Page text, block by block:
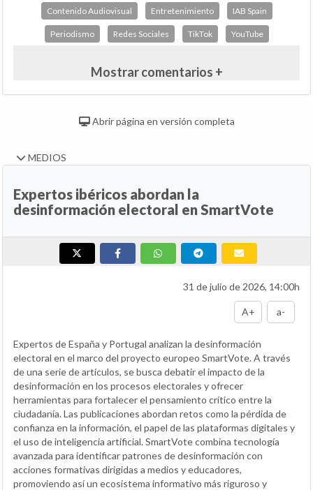
Contenido Audiovisual Entretenimiento IAB Spain
Periodismo Redes Sociales TikTok YouTube
Mostrar comentarios +
Abrir página en versión completa
MEDIOS
Expertos ibéricos abordan la
desinformación electoral en SmartVote
31 de julio de 2026, 14:00h
A+ a-
Expertos de España y Portugal analizan la desinformación
electoral en el marco del proyecto europeo SmartVote. A través
de una serie de artículos, se busca debatir el impacto de la
desinformación en los procesos electorales y ofrecer
herramientas para fortalecer el pensamiento crítico entre la
ciudadanía. Las publicaciones abordan retos como la pérdida de
confianza en la información, el papel de las plataformas digitales y
el uso de inteligencia artificial. SmartVote combina tecnología
avanzada para identificar patrones de desinformación con
acciones formativas dirigidas a medios y educadores,
promoviendo así un ecosistema informativo más riguroso y